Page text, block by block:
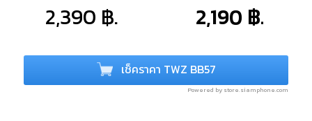
2,390 ฿. 2,190 ฿.
เช็คราคา TWZ BB57
Powered by store.siamphone.com